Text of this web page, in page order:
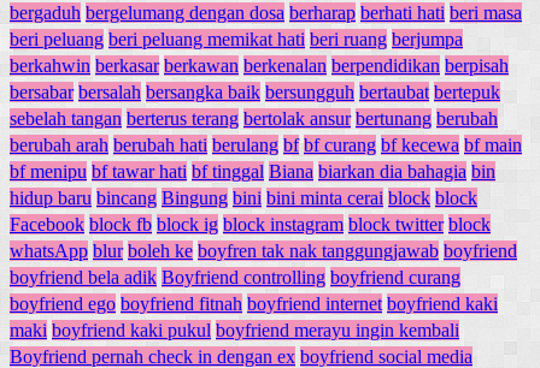
bergaduh bergelumang dengan dosa berharap berhati hati beri masa
beri peluang beri peluang memikat hati beri ruang berjumpa
berkahwin berkasar berkawan berkenalan berpendidikan berpisah
bersabar bersalah bersangka baik bersungguh bertaubat bertepuk
sebelah tangan berterus terang bertolak ansur bertunang berubah
berubah arah berubah hati berulang bf bf curang bf kecewa bf main
bf menipu bf tawar hati bf tinggal Biana biarkan dia bahagia bin
hidup baru bincang Bingung bini bini minta cerai block block
Facebook block fb block ig block instagram block twitter block
whatsApp blur boleh ke boyfren tak nak tanggungjawab boyfriend
boyfriend bela adik Boyfriend controlling boyfriend curang
boyfriend ego boyfriend fitnah boyfriend internet boyfriend kaki
maki boyfriend kaki pukul boyfriend merayu ingin kembali
Boyfriend pernah check in dengan ex boyfriend social media